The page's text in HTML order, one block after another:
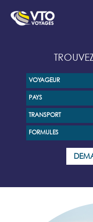
VOYAGEUR
PAYS
TRANSPORT
FORMULES